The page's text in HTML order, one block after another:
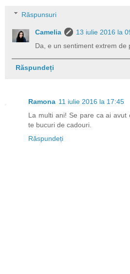
Răspunsuri
Camelia
13 iulie 2016 la
Da, e un sentiment extrem de
Răspundeți
Ramona 11 iulie 2016 la 17:45
La multi ani! Se pare ca ai avut
te bucuri de cadouri.
Răspundeți